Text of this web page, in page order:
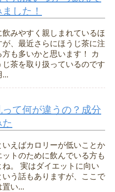
した！
飲みやすく親しまれているほ
が、最近さらにほうじ茶に注
方も多いかと思います！ カ
じ茶を取り扱っているのです
...
て何が違うの？成分
いえばカロリーが低いことか
ットのために飲んでいる方も
ね。 実はダイエットに向い
いう話もありますが、ここで
置い...